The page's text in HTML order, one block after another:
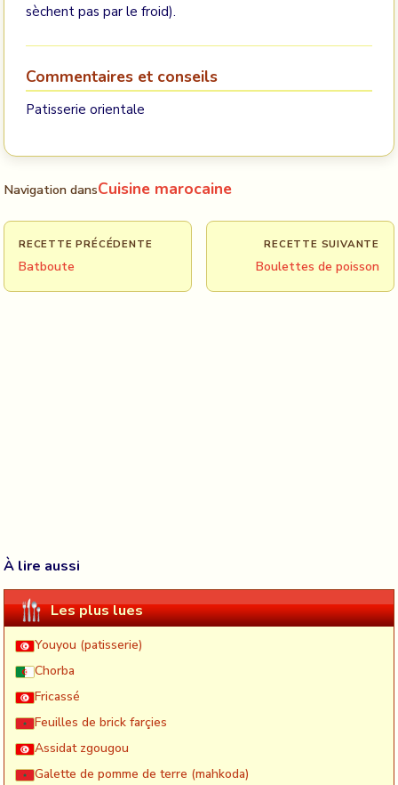
sèchent pas par le froid).
Commentaires et conseils
Patisserie orientale
Navigation dansCuisine marocaine
RECETTE PRÉCÉDENTE
Batboute
RECETTE SUIVANTE
Boulettes de poisson
À lire aussi
Les plus lues
Youyou (patisserie)
Chorba
Fricassé
Feuilles de brick farçies
Assidat zgougou
Galette de pomme de terre (mahkoda)